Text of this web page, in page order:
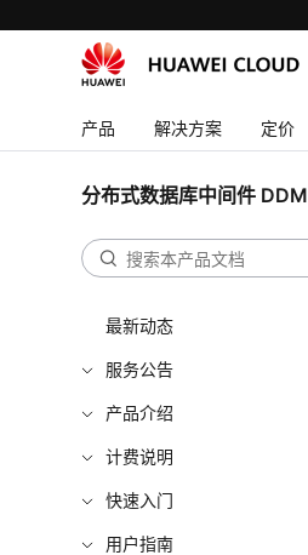
产品 解决方案 定价
分布式数据库中间件 DDM
最新动态
服务公告
产品介绍
计费说明
快速入门
用户指南